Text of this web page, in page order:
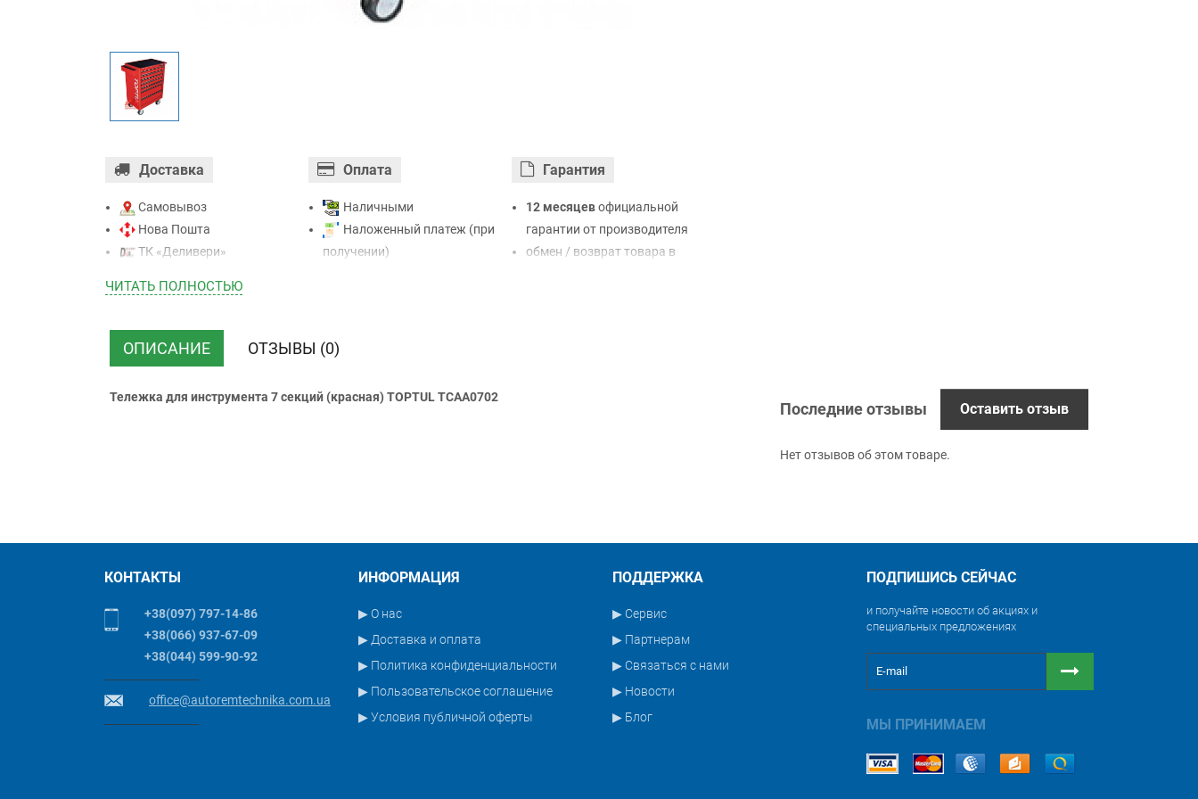
Доставка
Самовывоз
Нова Пошта
ТК «Деливери»
ТК “Justin”
ТК ”УкрПочта”
Оплата
Наличными
Наложенный платеж (при
получении)
Гарантия
12 месяцевофициальной
гарантии от производителя
обмен / возврат товара в
ЧИТАТЬ ПОЛНОСТЬЮ
ОПИСАНИЕ ОТЗЫВЫ (0)
Тележка для инструмента 7 секций (красная) TOPTUL TCAA0702
Последние отзывы Оставить отзыв
Нет отзывов об этом товаре.
КОНТАКТЫ
+38(097) 797-14-86
+38(066) 937-67-09
+38(044) 599-90-92
office@autoremtechnika.com.ua
ИНФОРМАЦИЯ
▶ О нас
▶ Доставка и оплата
▶ Политика конфиденциальности
▶ Пользовательское соглашение
▶ Условия публичной оферты
ПОДДЕРЖКА
▶ Сервис
▶ Партнерам
▶ Связаться с нами
▶ Новости
▶ Блог
ПОДПИШИСЬ СЕЙЧАС
и получайте новости об акциях и
специальных предложениях
МЫ ПРИНИМАЕМ